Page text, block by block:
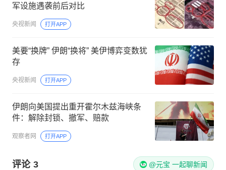
军设施遇袭前后对比
央视新闻 打开APP
美要“换牌” 伊朗“换将” 美伊博弈变数犹
存
央视新闻 打开APP
伊朗向美国提出重开霍尔木兹海峡条
件：解除封锁、撤军、赔款
观察者网 打开APP
评论 3 @元宝 一起聊新闻